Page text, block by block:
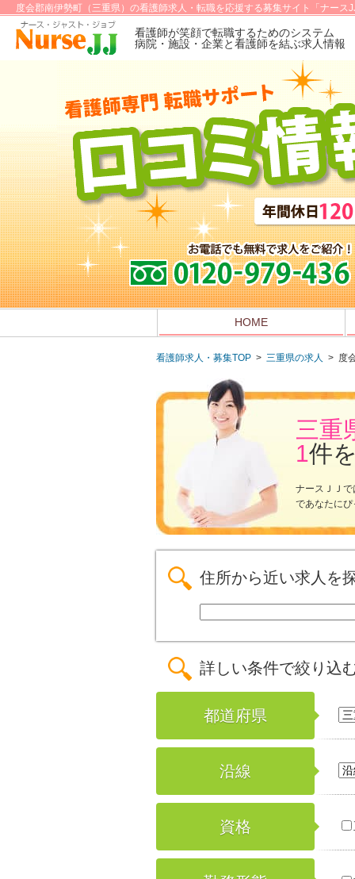
度会郡南伊勢町（三重県）の看護師求人・転職を応援する募集サイト「ナース
看護師が笑顔で転職するためのシステム
病院・施設・企業と看護師を結ぶ求人情報
HOME
看護師求人・募集TOP > 三重県の求人 > 度
三重
1件
ナースＪＪ
であなたに
住所から近い求人を
詳しい条件で絞り込
都道府県
沿線
資格